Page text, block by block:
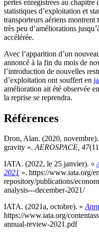
pertes enregistrées au chapitre
statistiques d’exploitation et
transporteurs aériens montrent
très peu d’améliorations
accélérée.
Avec l’apparition d’un
annoncé à la fin du mois de
l’introduction de nouvelles
d’exploitation ont souffert en
amélioration ait été observée en
la reprise se reprendra.
Références
Dron, Alan. (2020,
gravity ».AEROSPACE, 47
IATA. (2022, le 25 janvier). «
2021 ». https://www.iata.org/
repository/publications/
analysis---december-2021/
IATA. (2021a, octobre). «
https://www.iata.org/
annual-review-2021.pdf